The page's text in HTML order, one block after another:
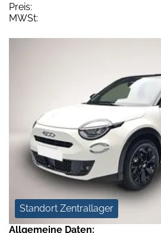
Preis:
MWSt:
Standort Zentrallager
Allgemeine Daten: